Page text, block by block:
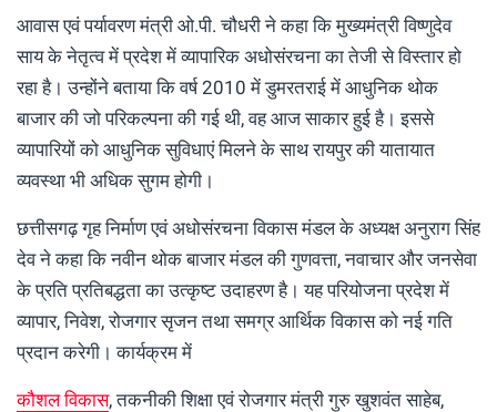
आवास एवं पर्यावरण मंत्री ओ.पी. चौधरी ने कहा कि मुख्यमंत्री विष्णुदेव
साय के नेतृत्व में प्रदेश में व्यापारिक अधोसंरचना का तेजी से विस्तार हो
रहा है। उन्होंने बताया कि वर्ष 2010 में डुमरतराई में आधुनिक थोक
बाजार की जो परिकल्पना की गई थी, वह आज साकार हुई है। इससे
व्यापारियों को आधुनिक सुविधाएं मिलने के साथ रायपुर की यातायात
व्यवस्था भी अधिक सुगम होगी।
छत्तीसगढ़ गृह निर्माण एवं अधोसंरचना विकास मंडल के अध्यक्ष अनुराग सिंह
देव ने कहा कि नवीन थोक बाजार मंडल की गुणवत्ता, नवाचार और जनसेवा
के प्रति प्रतिबद्धता का उत्कृष्ट उदाहरण है। यह परियोजना प्रदेश में
व्यापार, निवेश, रोजगार सृजन तथा समग्र आर्थिक विकास को नई गति
प्रदान करेगी। कार्यक्रम में
कौशल विकास, तकनीकी शिक्षा एवं रोजगार मंत्री गुरु खुशवंत साहेब,